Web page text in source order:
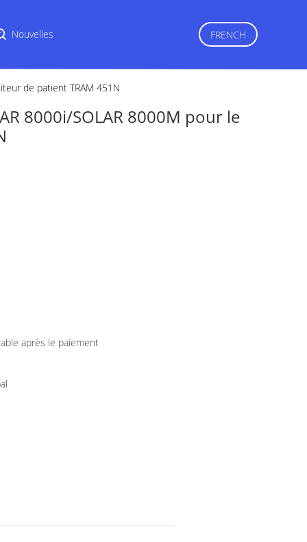
Nouvelles FRENCH
de patient TRAM 451N
8000i/SOLAR 8000M pour le
après le paiement